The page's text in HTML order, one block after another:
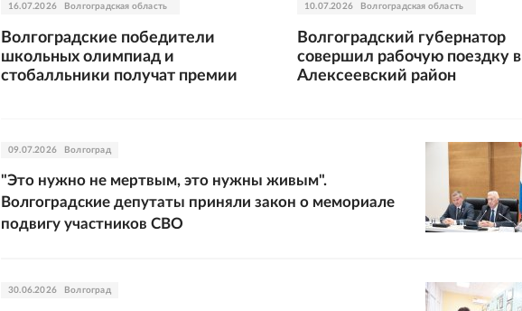
16.07.2026 Волгоградская область
Волгоградские победители
школьных олимпиад и
стобалльники получат премии
10.07.2026 Волгоградская область
Волгоградский губернатор
совершил рабочую поездку в
Алексеевский район
09.07.2026 Волгоград
"Это нужно не мертвым, это нужны живым".
Волгоградские депутаты приняли закон о мемориале
подвигу участников СВО
30.06.2026 Волгоград